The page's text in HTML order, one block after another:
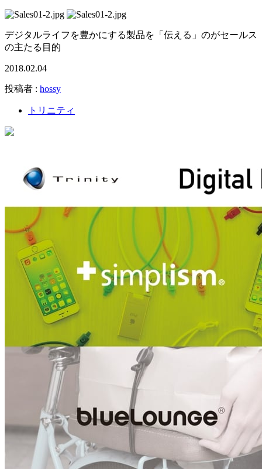
デジタルライフを豊かにする製品を「伝える」のがセールス
の主たる目的
2018.02.04
投稿者 : hossy
トリニティ